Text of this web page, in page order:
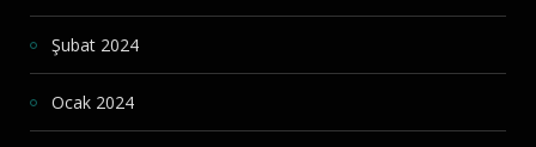
Şubat 2024
Ocak 2024